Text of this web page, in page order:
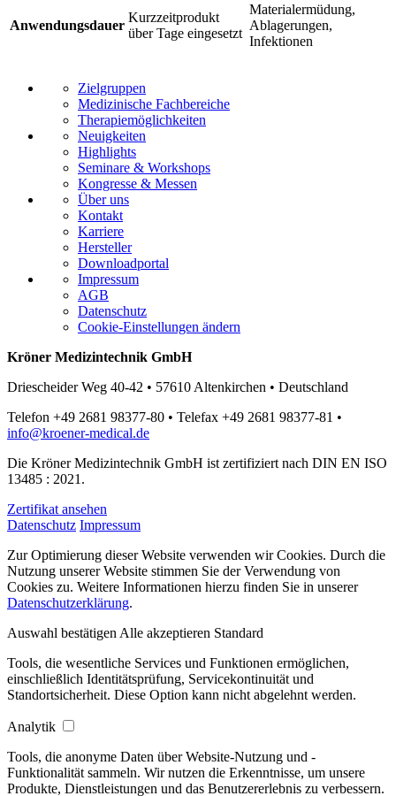
Anwendungsdauer
Kurzzeitprodukt
über Tage eingesetzt
Materialermüdung,
Ablagerungen,
Infektionen
Zielgruppen
Medizinische Fachbereiche
Therapiemöglichkeiten
Neuigkeiten
Highlights
Seminare & Workshops
Kongresse & Messen
Über uns
Kontakt
Karriere
Hersteller
Downloadportal
Impressum
AGB
Datenschutz
Cookie-Einstellungen ändern
Kröner Medizintechnik GmbH
Driescheider Weg 40-42 • 57610 Altenkirchen • Deutschland
Telefon +49 2681 98377-80 • Telefax +49 2681 98377-81 •
info@kroener-medical.de
Die Kröner Medizintechnik GmbH ist zertifiziert nach DIN EN ISO
13485 : 2021.
Zertifikat ansehen
Datenschutz Impressum
Zur Optimierung dieser Website verwenden wir Cookies. Durch die
Nutzung unserer Website stimmen Sie der Verwendung von
Cookies zu. Weitere Informationen hierzu finden Sie in unserer
Datenschutzerklärung.
Auswahl bestätigen Alle akzeptieren Standard
Tools, die wesentliche Services und Funktionen ermöglichen,
einschließlich Identitätsprüfung, Servicekontinuität und
Standortsicherheit. Diese Option kann nicht abgelehnt werden.
Analytik
Tools, die anonyme Daten über Website-Nutzung und -
Funktionalität sammeln. Wir nutzen die Erkenntnisse, um unsere
Produkte, Dienstleistungen und das Benutzererlebnis zu verbessern.